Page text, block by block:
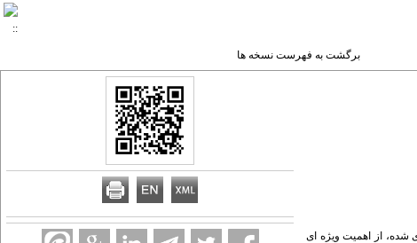
برگشت به فهرست نسخه ها
از اهمیت ویژه ای